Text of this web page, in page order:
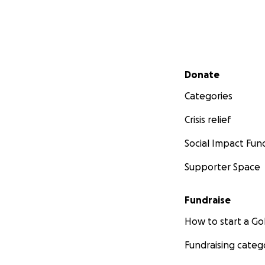
Secondary menu
Donate
Categories
Crisis relief
Social Impact
Supporter Space
Fundraise
How to start a
Fundraising